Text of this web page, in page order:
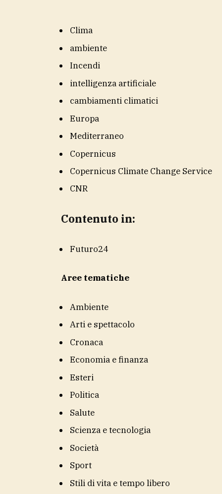
Clima
ambiente
Incendi
intelligenza artificiale
cambiamenti climatici
Europa
Mediterraneo
Copernicus
Copernicus Climate Change Service
CNR
Contenuto in:
Futuro24
Aree tematiche
Ambiente
Arti e spettacolo
Cronaca
Economia e finanza
Esteri
Politica
Salute
Scienza e tecnologia
Società
Sport
Stili di vita e tempo libero